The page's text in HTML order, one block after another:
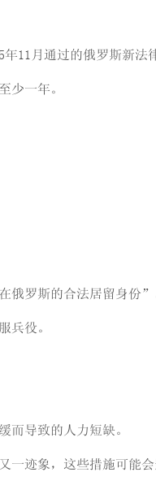
11月通过的俄罗斯新法
少一年。
俄罗斯的合法居留身份”
兵役。
而导致的人力短缺。
一迹象，这些措施可能